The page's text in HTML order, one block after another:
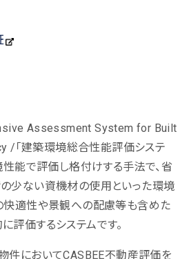
Assessment System for Built
/「建築環境総合性能評価システ
性能で評価し格付けする手法で、省
少ない資機材の使用といった環境
快適性や景観への配慮等も含めた
評価するシステムです。
件においてCASBEE不動産評価を